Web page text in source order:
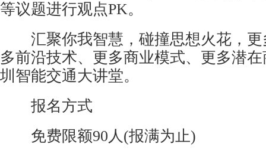
等议题进行观点PK。
汇聚你我智慧，碰撞思想火花，更
多前沿技术、更多商业模式、更多潜
圳智能交通大讲堂。
报名方式
免费限额90人(报满为止)